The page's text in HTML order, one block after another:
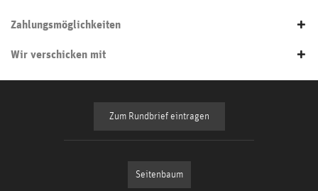
Zahlungsmöglichkeiten
Wir verschicken mit
Zum Rundbrief eintragen
Seitenbaum